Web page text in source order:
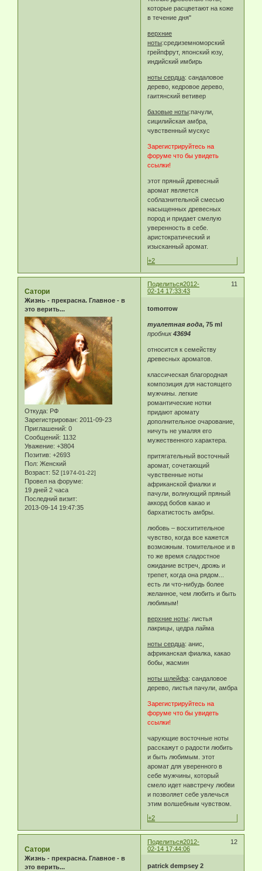
которые расцветают на коже
в течение дня"
верхние
ноты:средиземноморский
грейпфрут, японский юзу,
индийский имбирь
ноты сердца: сандаловое
дерево, кедровое дерево,
гаитянский ветивер
базовые ноты:пачули,
сицилийская амбра,
чувственный мускус
Зарегистрируйтесь на
форуме что бы увидеть
ссылки!
этот пряный древесный
аромат является
соблазнительной смесью
насыщенных древесных
пород и придает смелую
уверенность в себе.
аристократический и
изысканный аромат.
+2
Поделиться 11
2012-
02-14 17:33:43
Сатори
Жизнь - прекрасна. Главное - в
это верить...
Откуда: РФ
Зарегистрирован: 2011-09-23
Приглашений: 0
Сообщений: 1132
Уважение: +3804
Позитив: +2693
Пол: Женский
Возраст: 52 [1974-01-22]
Провел на форуме:
19 дней 2 часа
Последний визит:
2013-09-14 19:47:35
tomorrow
туалетная вода, 75 ml
пробник43694
относится к семейству
древесных ароматов.
классическая благородная
композиция для настоящего
мужчины. легкие
романтические нотки
придают аромату
дополнительное очарование,
ничуть не умаляя его
мужественного характера.
притягательный восточный
аромат, сочетающий
чувственные ноты
африканской фиалки и
пачули, волнующий пряный
аккорд бобов какао и
бархатистость амбры.
любовь – восхитительное
чувство, когда все кажется
возможным. томительное и в
то же время сладостное
ожидание встреч, дрожь и
трепет, когда она рядом...
есть ли что-нибудь более
желанное, чем любить и быть
любимым!
верхние ноты: листья
лакрицы, цедра лайма
ноты сердца: анис,
африканская фиалка, какао
бобы, жасмин
ноты шлейфа: сандаловое
дерево, листья пачули, амбра
Зарегистрируйтесь на
форуме что бы увидеть
ссылки!
чарующие восточные ноты
расскажут о радости любить
и быть любимым. этот
аромат для уверенного в
себе мужчины, который
смело идет навстречу любви
и позволяет себе увлечься
этим волшебным чувством.
+2
Поделиться 12
2012-
02-14 17:44:06
Сатори
Жизнь - прекрасна. Главное - в
это верить...
patrick dempsey 2